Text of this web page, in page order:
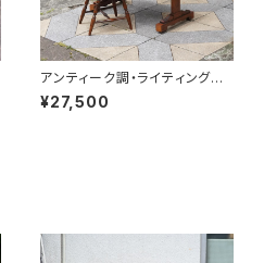
アンティーク調・ライティングデ
スク
¥27,500